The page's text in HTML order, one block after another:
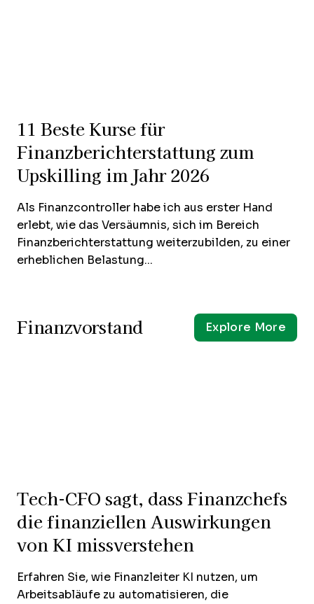
11 Beste Kurse für
Finanzberichterstattung zum
Upskilling im Jahr 2026
Als Finanzcontroller habe ich aus erster Hand
erlebt, wie das Versäumnis, sich im Bereich
Finanzberichterstattung weiterzubilden, zu einer
erheblichen Belastung...
Finanzvorstand Explore More
Tech-CFO sagt, dass Finanzchefs
die finanziellen Auswirkungen
von KI missverstehen
Erfahren Sie, wie Finanzleiter KI nutzen, um
Arbeitsabläufe zu automatisieren, die